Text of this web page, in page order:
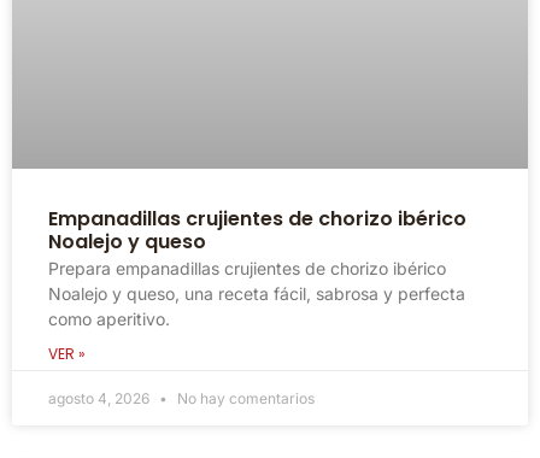
Empanadillas crujientes de chorizo ibérico
Noalejo y queso
Prepara empanadillas crujientes de chorizo ibérico
Noalejo y queso, una receta fácil, sabrosa y perfecta
como aperitivo.
VER »
agosto 4, 2026 No hay comentarios